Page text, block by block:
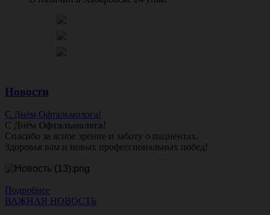
Новости
С Днём Офтальмолога!
С Днём Офтальмолога!
Спасибо за ясное зрение и заботу о пациентах.
Здоровья вам и новых профессиональных побед!
Подробнее
ВАЖНАЯ НОВОСТЬ